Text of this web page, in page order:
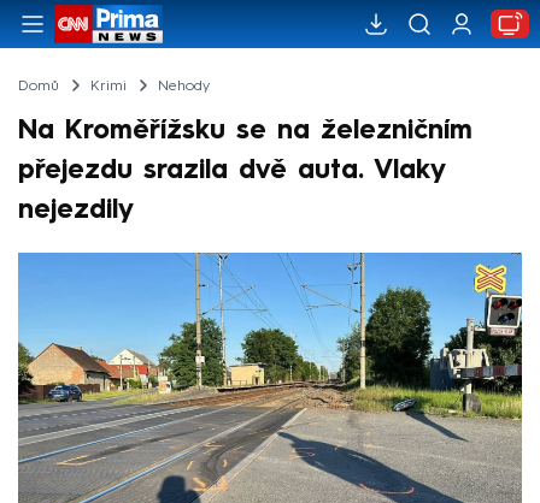
Domů Krimi Nehody
Na Kroměřížsku se na železničním
přejezdu srazila dvě auta. Vlaky
nejezdily